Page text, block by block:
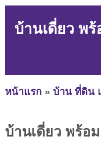
บ้านเดี่ยว พ
หน้าแรก » บ้าน ที่ดิน
บ้านเดี่ยว พร้อ